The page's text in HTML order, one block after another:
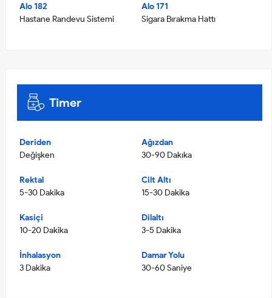
Alo 182
Hastane Randevu Sistemi
Alo 171
Sigara Bırakma Hattı
Timer
Deriden
Değişken
Ağızdan
30-90 Dakıka
Rektal
5-30 Dakika
Cilt Altı
15-30 Dakika
Kasiçi
10-20 Dakika
Dilaltı
3-5 Dakika
İnhalasyon
3 Dakika
Damar Yolu
30-60 Saniye